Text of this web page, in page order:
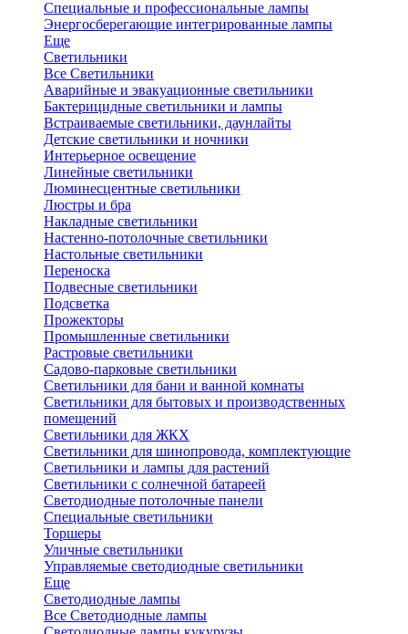
Специальные и профессиональные лампы
Энергосберегающие интегрированные лампы
Еще
Светильники
Все Светильники
Аварийные и эвакуационные светильники
Бактерицидные светильники и лампы
Встраиваемые светильники, даунлайты
Детские светильники и ночники
Интерьерное освещение
Линейные светильники
Люминесцентные светильники
Люстры и бра
Накладные светильники
Настенно-потолочные светильники
Настольные светильники
Переноска
Подвесные светильники
Подсветка
Прожекторы
Промышленные светильники
Растровые светильники
Садово-парковые светильники
Светильники для бани и ванной комнаты
Светильники для бытовых и производственных
помещений
Светильники для ЖКХ
Светильники для шинопровода, комплектующие
Светильники и лампы для растений
Светильники с солнечной батареей
Светодиодные потолочные панели
Специальные светильники
Торшеры
Уличные светильники
Управляемые светодиодные светильники
Еще
Светодиодные лампы
Все Светодиодные лампы